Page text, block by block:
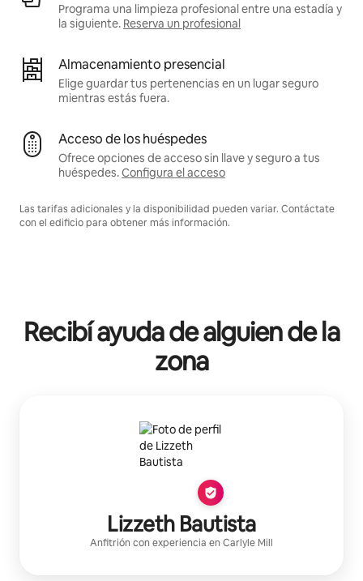
Programa una limpieza profesional entre una estadía y
la siguiente. Reserva un profesional
Almacenamiento presencial
Elige guardar tus pertenencias en un lugar seguro
mientras estás fuera.
Acceso de los huéspedes
Ofrece opciones de acceso sin llave y seguro a tus
huéspedes.Configura el acceso
Las tarifas adicionales y la disponibilidad pueden variar. Contáctate
con el edificio para obtener más información.
Recibí ayuda de alguien de la
zona
Lizzeth Bautista
Anfitrión con experiencia en Carlyle Mill